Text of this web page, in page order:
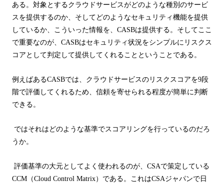
ある。 対象とするクラウドサービスがどのような種別のサービ
スを提供するのか、そしてどのようなセキュリティ機能を提供
しているか、こういった情報を、 CASBは提供する。そしてここ
で重要なのが、 CASBはセキュリティ状況をシンプルにリスクス
コアとして判定して提供してくれることということである。
例えばあるCASBでは、クラウドサービスのリスクスコアを9段
階で評価してくれるため、信頼を寄せられる程度が簡単に判断
できる。
ではそれはどのような基準でスコアリングを行っているのだろ
うか。
評価基準の大元としてよく使われるのが、 CSAで策定している
CCM （Cloud Control Matrix）である。これはCSAジャパンで日